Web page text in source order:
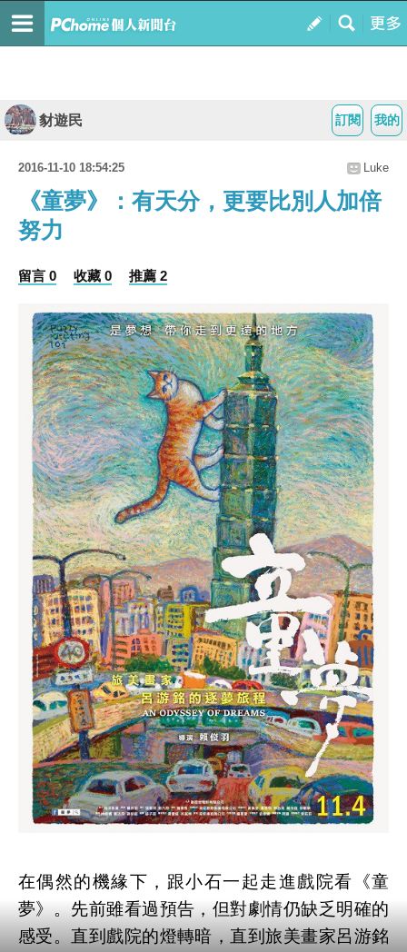
我的
訂閱
豺遊民
2016-11-10 18:54:25 Luke
《童夢》：有天分，更要比別人加倍
努力
留言 0 收藏 0 推薦 2
在偶然的機緣下，跟小石一起走進戲院看《童
夢》。先前雖看過預告，但對劇情仍缺乏明確的
感受。直到戲院的燈轉暗，直到旅美畫家呂游銘